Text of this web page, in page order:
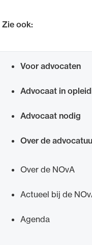
Zie ook:
Voor advocaten
Advocaat in
Advocaat nodig
Over de
Over de NOvA
Actueel bij de
Agenda